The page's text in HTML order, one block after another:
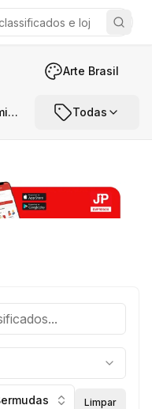
Arte Brasil
Moda Feminina Todas
Limpar